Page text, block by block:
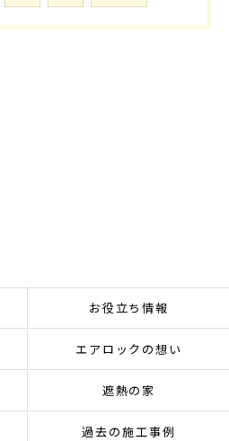
お役立ち情報
エアロックの想い
遮熱の家
過去の施工事例